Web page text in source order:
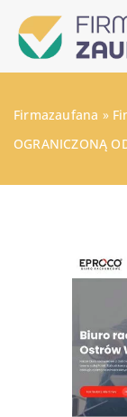
Firmazaufana »
OGRANICZONĄ